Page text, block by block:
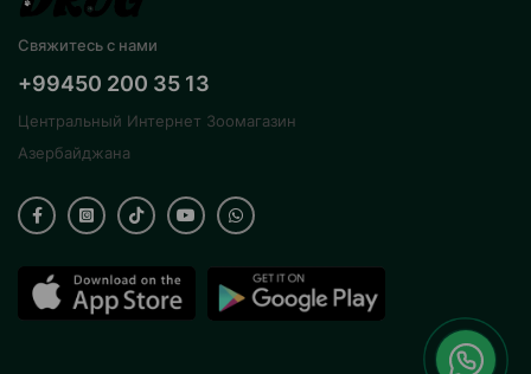
Свяжитесь с нами
+99450 200 35 13
Центральный Интернет Зоомагазин
Азербайджана